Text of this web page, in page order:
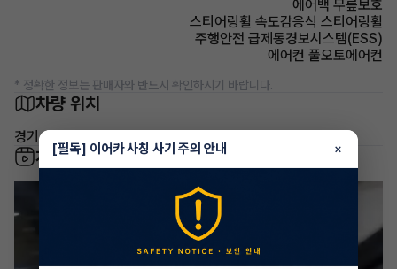
에어백 무릎보호
스티어링휠 속도감응식 스티어링휠
주행안전 급제동경보시스템(ESS)
에어컨 풀오토에어컨
* 정확한 정보는 판매자와 반드시 확인하시기 바랍니다.
차량 위치
경기 화성시 영천동
차량 영상
[필독] 이어카 사칭 사기 주의 안내 ×